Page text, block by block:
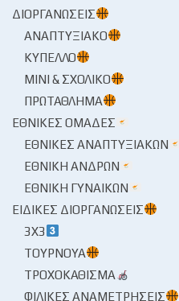
ΔΙΟΡΓΑΝΏΣΕΙΣ
ΑΝΑΠΤΥΞΙΑΚΌ
ΚΎΠΕΛΛΟ
ΜΊΝΙ & ΣΧΟΛΙΚΌ
ΠΡΩΤΆΘΛΗΜΑ
ΕΘΝΙΚΈΣ ΟΜΆΔΕΣ
ΕΘΝΙΚΈΣ ΑΝΑΠΤΥΞΙΑΚΏΝ
ΕΘΝΙΚΉ ΑΝΔΡΏΝ
ΕΘΝΙΚΉ ΓΥΝΑΙΚΏΝ
ΕΙΔΙΚΈΣ ΔΙΟΡΓΑΝΏΣΕΙΣ
3X3
ΤΟΥΡΝΟΥΆ
ΤΡΟΧΟΚΆΘΙΣΜΑ
ΦΙΛΙΚΈΣ ΑΝΑΜΕΤΡΉΣΕΙΣ